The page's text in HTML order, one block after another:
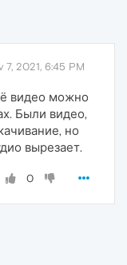
7, 2021, 6:45 PM
видео можно
Были видео,
но
вырезает.
0